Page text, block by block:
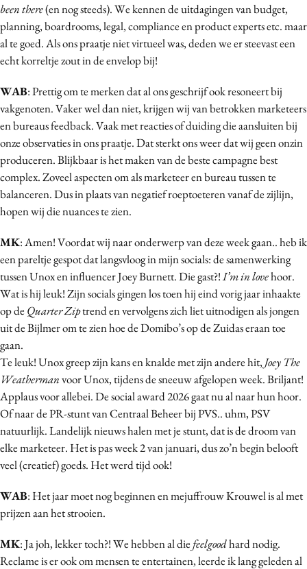
Diversiteit
Effectiviteit
Gedragsverandering
Interne communicatie
Martech
Media
Merkstrategie
PR
Programmatic
Purpose Marketing
Reputatie & crisis
been there(en nog steeds). We kennen de uitdagingen van budget,
planning, boardrooms, legal, compliance en product experts etc. maar
al te goed. Als ons praatje niet virtueel was, deden we er steevast een
echt korreltje zout in de envelop bij!
WAB: Prettig om te merken dat al ons geschrijf ook resoneert bij
vakgenoten. Vaker wel dan niet, krijgen wij van betrokken marketeers
en bureaus feedback. Vaak met reacties of duiding die aansluiten bij
onze observaties in ons praatje. Dat sterkt ons weer dat wij geen onzin
produceren. Blijkbaar is het maken van de beste campagne best
complex. Zoveel aspecten om als marketeer en bureau tussen te
balanceren. Dus in plaats van negatief roeptoeteren vanaf de zijlijn,
hopen wij die nuances te zien.
MK: Amen! Voordat wij naar onderwerp van deze week gaan.. heb ik
een pareltje gespot dat langsvloog in mijn socials: de samenwerking
tussen Unox en influencer Joey Burnett. Die gast?!I’m in lovehoor.
Wat is hij leuk! Zijn socials gingen los toen hij eind vorig jaar inhaakte
op de Quarter Ziptrend en vervolgens zich liet uitnodigen als jongen
uit de Bijlmer om te zien hoe de Domibo’s op de Zuidas eraan toe
gaan.
Te leuk! Unox greep zijn kans en knalde met zijn andere hit, Joey The
Weathermanvoor Unox, tijdens de sneeuw afgelopen week. Briljant!
Applaus voor allebei. De social award 2026 gaat nu al naar hun hoor.
Of naar de PR-stunt van Centraal Beheer bij PVS.. uhm, PSV
natuurlijk. Landelijk nieuws halen met je stunt, dat is de droom van
elke marketeer. Het is pas week 2 van januari, dus zo’n begin belooft
veel (creatief) goeds. Het werd tijd ook!
WAB: Het jaar moet nog beginnen en mejuffrouw Krouwel is al met
prijzen aan het strooien.
MK: Ja joh, lekker toch?! We hebben al die feelgoodhard nodig.
Reclame is er ook om mensen te entertainen, leerde ik lang geleden al